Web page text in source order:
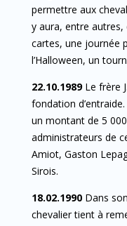
permettre aux
y aura, entre
cartes, une journée
l’Halloween, un
22.10.1989Le frère
fondation
un montant de 5
administrateurs de
Amiot, Gaston
Sirois.
18.02.1990 Dans
chevalier tient à